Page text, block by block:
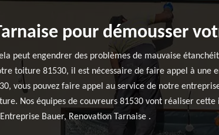
pour démousser
peut engendrer des problèmes de mauvaise
toiture 81530, il est nécessaire de faire appel à une
vous pouvez faire appel au service de notre
Nos équipes de couvreurs 81530 vont réaliser
Bauer, Renovation Tarnaise .